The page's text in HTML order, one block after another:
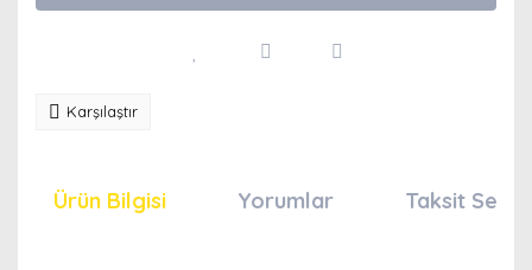
Karşılaştır
Ürün Bilgisi Yorumlar Taksit